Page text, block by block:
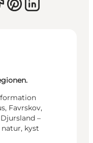
Favrskov,
–
kyst